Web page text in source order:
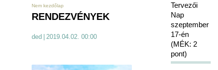
Nem kezdőlap
RENDEZVÉNYEK
ded 2019.04.02. 00:00
Tervezői
Nap
szeptember
17-én
(MÉK: 2
pont)